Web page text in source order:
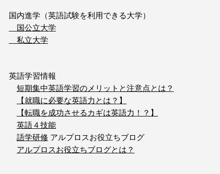
国内進学（英語試験を利用できる大学）
国公立大学
私立大学
英語学習情報
短期集中英語学習のメリットと注意点とは？
【就職に必要な英語力とは？】
【転職を成功させるカギは英語力！？】
英語４技能
語学研修 アルプロスお役立ちブログ
アルプロスお役立ちブログとは？